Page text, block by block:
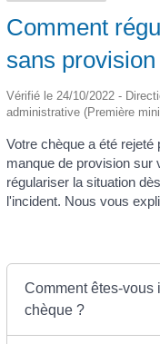
Comment
sans
Vérifié le 24/10/2022 -
administrative (Première
Votre chèque a été
manque de provision sur
régulariser la situation
l'incident. Nous vous
Comment êtes-vous
chèque ?